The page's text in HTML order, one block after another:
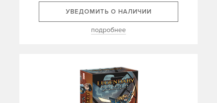
УВЕДОМИТЬ О НАЛИЧИИ
подробнее